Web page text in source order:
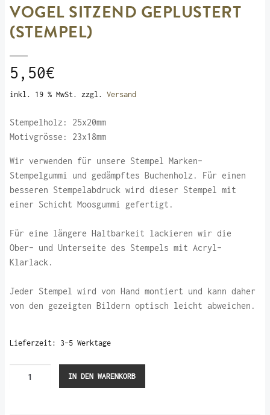
VOGEL SITZEND GEPLUSTERT
(STEMPEL)
5,50€
inkl. 19 % MwSt. zzgl.Versand
Stempelholz: 25x20mm
Motivgrösse: 23x18mm
Wir verwenden für unsere Stempel Marken-
Stempelgummi und gedämpftes Buchenholz. Für einen
besseren Stempelabdruck wird dieser Stempel mit
einer Schicht Moosgummi gefertigt.
Für eine längere Haltbarkeit lackieren wir die
Ober- und Unterseite des Stempels mit Acryl-
Klarlack.
Jeder Stempel wird von Hand montiert und kann daher
von den gezeigten Bildern optisch leicht abweichen.
Lieferzeit: 3-5 Werktage
IN DEN WARENKORB